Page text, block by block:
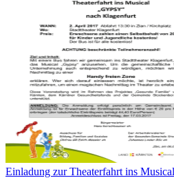
Einladung zur Theaterfahrt ins